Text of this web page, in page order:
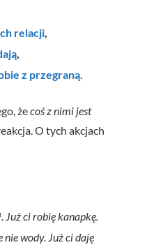
relacji,
,
z przegraną.
żecoś z nimi jest
O tych akcjach
Już ci robię kanapkę.
nie wody. Już ci daję